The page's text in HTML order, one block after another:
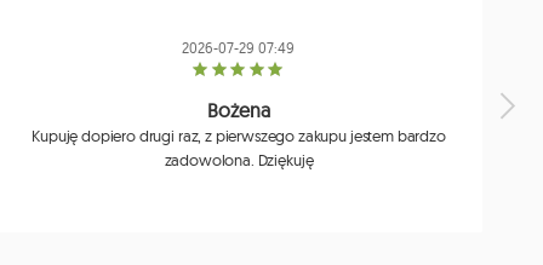
2026-07-29 07:49
Bożena
Kupuję dopiero drugi raz, z pierwszego zakupu jestem bardzo
zadowolona. Dziękuję